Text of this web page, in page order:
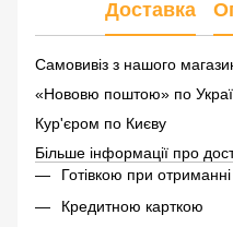
Доставка
Самовивіз з нашого
«Нововю поштою» по
Кур'єром по Києву
Більше інформації про
Готівкою при отриманні
Кредитною карткою